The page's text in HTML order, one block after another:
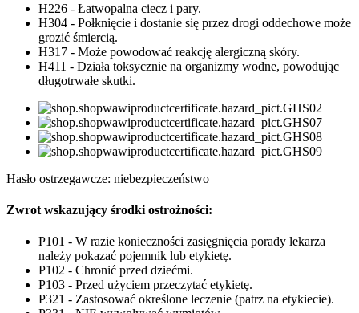
H226 - Łatwopalna ciecz i pary.
H304 - Połknięcie i dostanie się przez drogi oddechowe może
grozić śmiercią.
H317 - Może powodować reakcję alergiczną skóry.
H411 - Działa toksycznie na organizmy wodne, powodując
długotrwałe skutki.
Hasło ostrzegawcze: niebezpieczeństwo
Zwrot wskazujący środki ostrożności:
P101 - W razie konieczności zasięgnięcia porady lekarza
należy pokazać pojemnik lub etykietę.
P102 - Chronić przed dziećmi.
P103 - Przed użyciem przeczytać etykietę.
P321 - Zastosować określone leczenie (patrz na etykiecie).